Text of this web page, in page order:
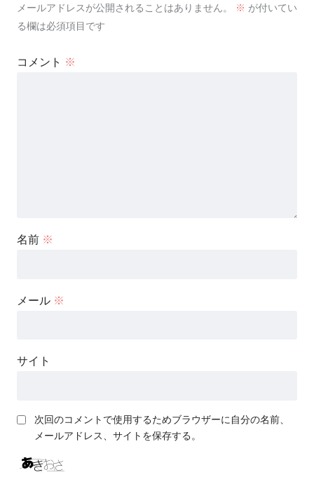
メールアドレスが公開されることはありません。 ※ が付いてい
る欄は必須項目です
コメント ※
名前 ※
メール ※
サイト
次回のコメントで使用するためブラウザーに自分の名前、
メールアドレス、サイトを保存する。